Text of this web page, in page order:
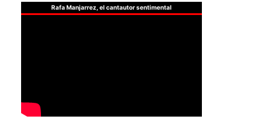
Rafa Manjarrez, el cantautor sentimental